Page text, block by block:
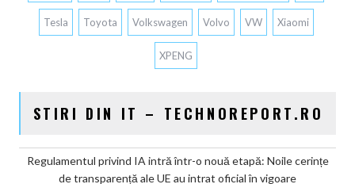
Tesla Toyota Volkswagen Volvo VW Xiaomi
XPENG
STIRI DIN IT – TECHNOREPORT.RO
Regulamentul privind IA intră într-o nouă etapă: Noile cerințe
de transparență ale UE au intrat oficial în vigoare